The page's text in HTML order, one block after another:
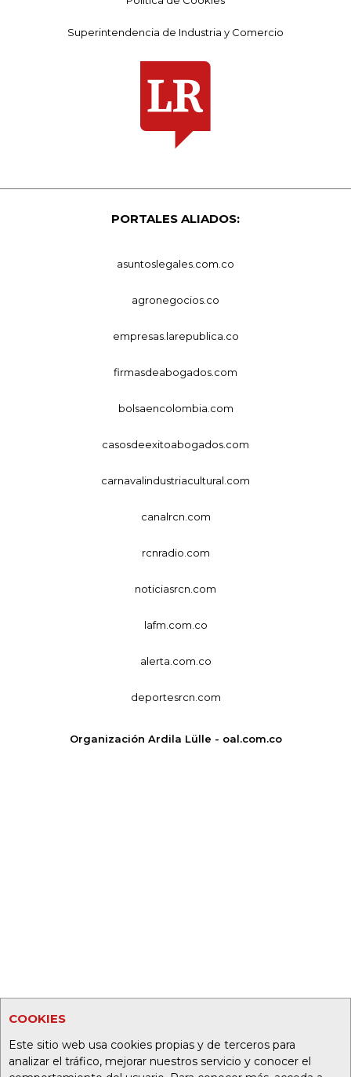
COOKIES
Este sitio web usa cookies propias y de terceros para
analizar el tráfico, mejorar nuestros servicio y conocer el
Superintendencia de Industria y Comercio
PORTALES ALIADOS:
asuntoslegales.com.co
agronegocios.co
empresas.larepublica.co
firmasdeabogados.com
bolsaencolombia.com
casosdeexitoabogados.com
carnavalindustriacultural.com
canalrcn.com
rcnradio.com
noticiasrcn.com
lafm.com.co
alerta.com.co
deportesrcn.com
Organización Ardila Lülle - oal.com.co